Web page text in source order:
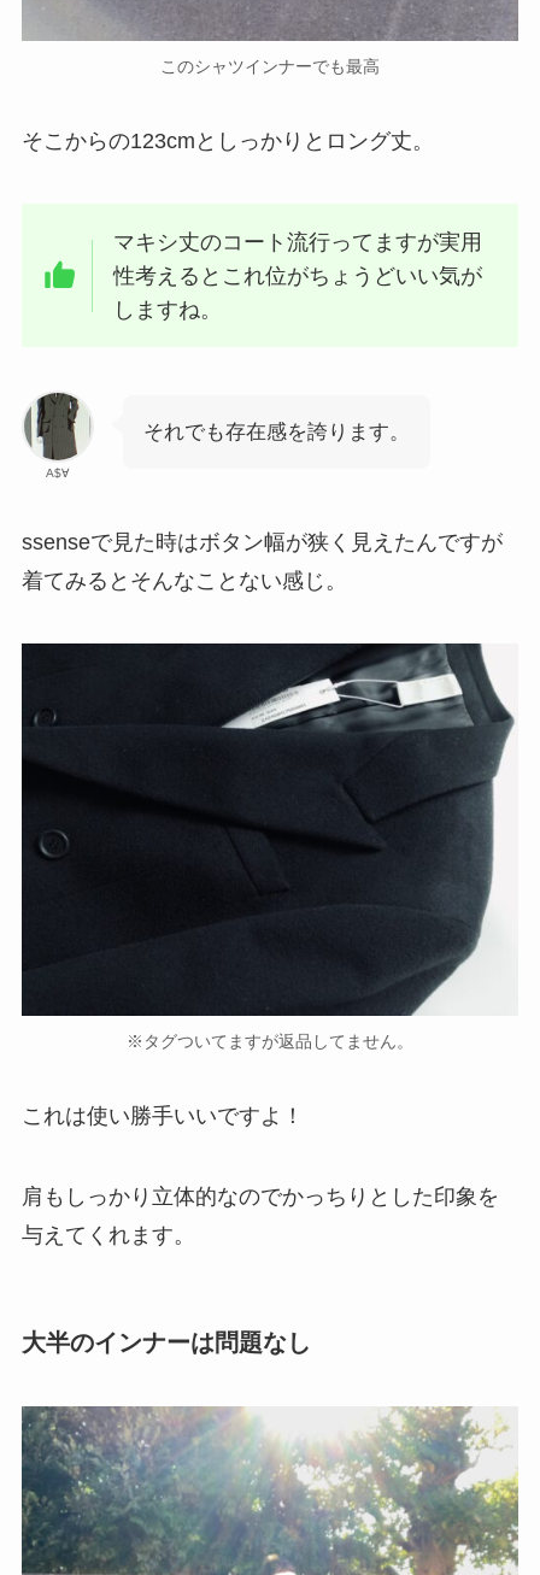
このシャツインナーでも最高
そこからの123cmとしっかりとロング丈。
マキシ丈のコート流行ってますが実用
性考えるとこれ位がちょうどいい気が
しますね。
A$∀
それでも存在感を誇ります。
ssenseで見た時はボタン幅が狭く見えたんですが
着てみるとそんなことない感じ。
※タグついてますが返品してません。
これは使い勝手いいですよ！
肩もしっかり立体的なのでかっちりとした印象を
与えてくれます。
大半のインナーは問題なし